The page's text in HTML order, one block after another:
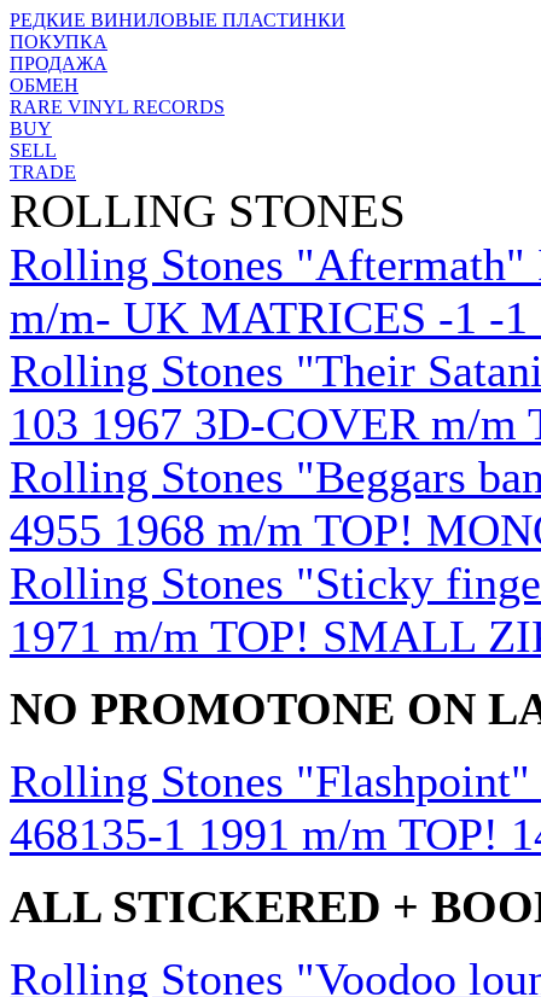
РЕДКИЕ ВИНИЛОВЫЕ ПЛАСТИНКИ
ПОКУПКА
ПРОДАЖА
ОБМЕН
RARE VINYL RECORDS
BUY
SELL
TRADE
ROLLING STONES
Rolling Stones "Aftermath"
m/m- UK MATRICES -1 -1
Rolling Stones "Their
103 1967 3D-COVER m/m
Rolling Stones "Beggars
4955 1968 m/m TOP!
Rolling Stones "Sticky
1971 m/m TOP! SMALL
NO PROMOTONE ON
Rolling Stones
468135-1 1991 m/m TOP!
ALL STICKERED +
Rolling Stones "Voodoo